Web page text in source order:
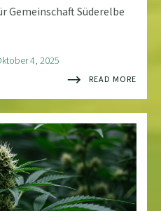
Gemeinschaft Süderelbe
4, 2025
READ MORE